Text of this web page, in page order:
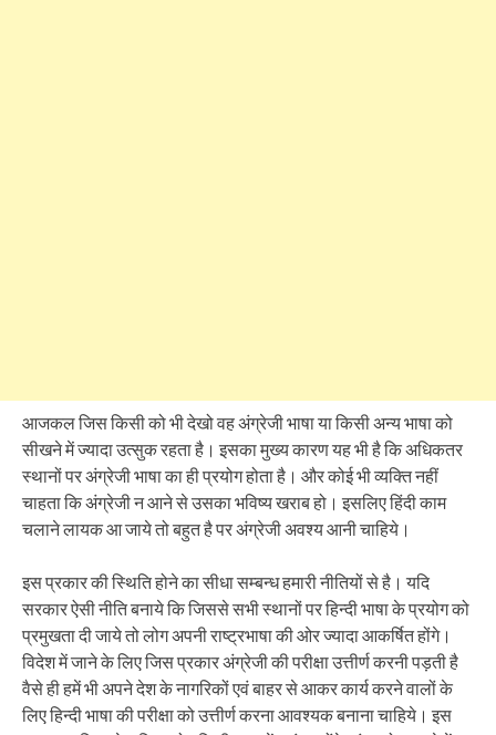
आजकल जिस किसी को भी देखो वह अंग्रेजी भाषा या किसी अन्य भाषा को
सीखने में ज्यादा उत्सुक रहता है। इसका मुख्य कारण यह भी है कि अधिकतर
स्थानों पर अंग्रेजी भाषा का ही प्रयोग होता है। और कोई भी व्यक्ति नहीं
चाहता कि अंग्रेजी न आने से उसका भविष्य खराब हो। इसलिए हिंदी काम
चलाने लायक आ जाये तो बहुत है पर अंग्रेजी अवश्य आनी चाहिये।
इस प्रकार की स्थिति होने का सीधा सम्बन्ध हमारी नीतियों से है। यदि
सरकार ऐसी नीति बनाये कि जिससे सभी स्थानों पर हिन्दी भाषा के प्रयोग को
प्रमुखता दी जाये तो लोग अपनी राष्ट्रभाषा की ओर ज्यादा आकर्षित होंगे।
विदेश में जाने के लिए जिस प्रकार अंग्रेजी की परीक्षा उत्तीर्ण करनी पड़ती है
वैसे ही हमें भी अपने देश के नागरिकों एवं बाहर से आकर कार्य करने वालों के
लिए हिन्दी भाषा की परीक्षा को उत्तीर्ण करना आवश्यक बनाना चाहिये। इस